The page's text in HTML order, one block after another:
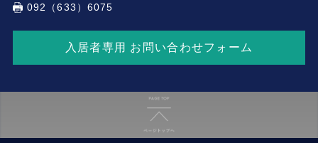
092（633）6075
入居者専用 お問い合わせフォーム